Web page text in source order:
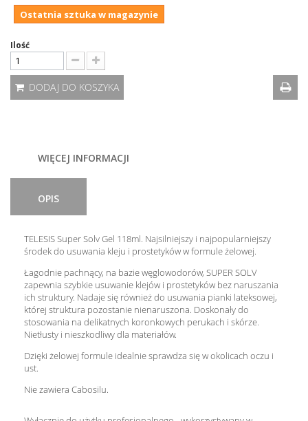
Ostatnia sztuka w magazynie
Ilość
DODAJ DO KOSZYKA
WIĘCEJ INFORMACJI
OPIS
TELESIS Super Solv Gel 118ml. Najsilniejszy i najpopularniejszy
środek do usuwania kleju i prostetyków w formule żelowej.
Łagodnie pachnący, na bazie węglowodorów, SUPER SOLV
zapewnia szybkie usuwanie klejów i prostetyków bez naruszania
ich struktury. Nadaje się również do usuwania pianki lateksowej,
której struktura pozostanie nienaruszona. Doskonały do
stosowania na delikatnych koronkowych perukach i skórze.
Nietłusty i nieszkodliwy dla materiałów.
Dzięki żelowej formule idealnie sprawdza się w okolicach oczu i
ust.
Nie zawiera Cabosilu.